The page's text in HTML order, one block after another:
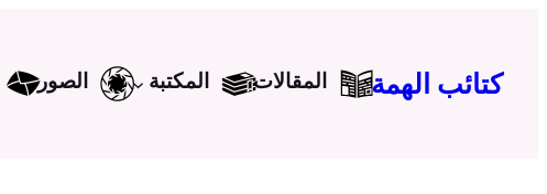
المحتوى
كتائب الهمة المقالات المكتبة الصور